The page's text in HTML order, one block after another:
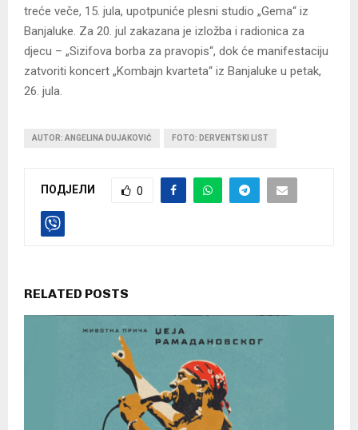
treće veče, 15. jula, upotpuniće plesni studio „Gema“ iz
Banjaluke. Za 20. jul zakazana je izložba i radionica za
djecu – „Sizifova borba za pravopis“, dok će manifestaciju
zatvoriti koncert „Kombajn kvarteta“ iz Banjaluke u petak,
26. jula.
AUTOR: ANGELINA DUJAKOVIĆ FOTO: DERVENTSKI LIST
ПОДЈЕЛИ 0
RELATED POSTS